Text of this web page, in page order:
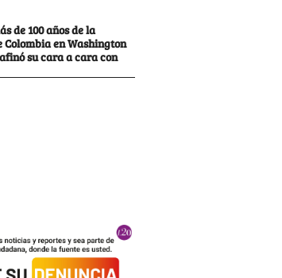
de 100 años de la
Colombia en Washington
su cara a cara con